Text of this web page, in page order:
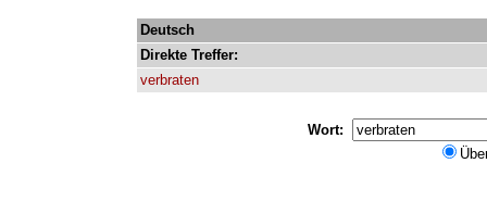
Deutsch
Direkte Treffer:
verbraten
Wort: